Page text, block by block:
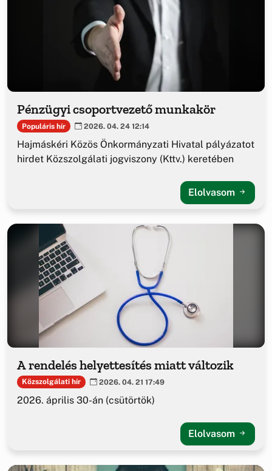
Pénzügyi csoportvezető munkakör
Populáris hír 2026. 04. 24 12:14
Hajmáskéri Közös Önkormányzati Hivatal pályázatot
hirdet Közszolgálati jogviszony (Kttv.) keretében
Elolvasom
A rendelés helyettesítés miatt változik
Közszolgálati hír 2026. 04. 21 17:49
2026. április 30-án (csütörtök)
Elolvasom